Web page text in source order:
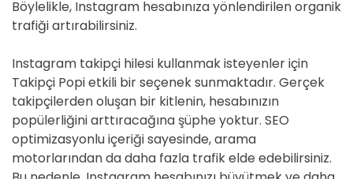
Böylelikle, Instagram hesabınıza yönlendirilen organik
trafiği artırabilirsiniz.
Instagram takipçi hilesi kullanmak isteyenler için
Takipçi Popi etkili bir seçenek sunmaktadır. Gerçek
takipçilerden oluşan bir kitlenin, hesabınızın
popülerliğini arttıracağına şüphe yoktur. SEO
optimizasyonlu içeriği sayesinde, arama
motorlarından da daha fazla trafik elde edebilirsiniz.